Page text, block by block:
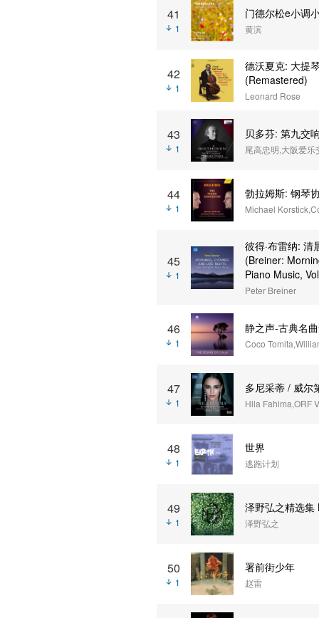
41
1
门德尔松e小调
黄滨
42
1
德沃夏克: 大提
(Remastered)
Leonard Rose
43
1
贝多芬: 第九交
尾高忠明,大阪爱乐
44
1
勃拉姆斯: 钢琴
Michael
45
1
彼得·布雷纳:
(Breiner:
Piano Music,
Peter Breiner
46
1
静之声-古典名
47
1
多尼采蒂 / 威尔
Hila Fahima,ORF
48
1
世界
逃跑计划
49
1
泽野弘之精选集
泽野弘之
50
1
署前街少年
赵雷